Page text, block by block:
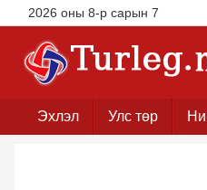
2026 оны 8-р сарын 7
Эхлэл Улс төр